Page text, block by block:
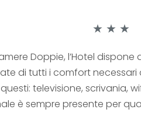
★ ★ ★
Doppie, l’Hotel
di tutti i comfort
televisione, scrivania,
è sempre presente per